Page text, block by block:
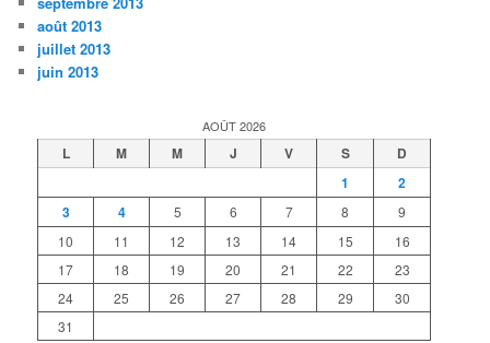
août 2013
juillet 2013
juin 2013
AOÛT 2026
L M M J V S
D
1
2
3
4 5 6 7 8
9
10
11 12 13 14 15
16
17
18 19 20 21 22
23
24
25 26 27 28 29
30
31